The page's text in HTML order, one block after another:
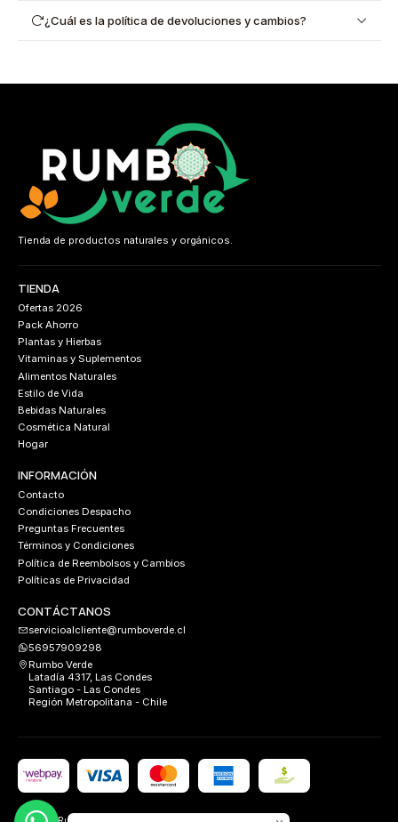
¿Cuál es la política de devoluciones y cambios?
Tienda de productos naturales y orgánicos.
TIENDA
Ofertas 2026
Pack Ahorro
Plantas y Hierbas
Vitaminas y Suplementos
Alimentos Naturales
Estilo de Vida
Bebidas Naturales
Cosmética Natural
Hogar
INFORMACIÓN
Contacto
Condiciones Despacho
Preguntas Frecuentes
Términos y Condiciones
Política de Reembolsos y Cambios
Políticas de Privacidad
CONTÁCTANOS
servicioalcliente@rumboverde.cl
56957909298
Rumbo Verde
Latadía 4317, Las Condes
Santiago - Las Condes
Región Metropolitana - Chile